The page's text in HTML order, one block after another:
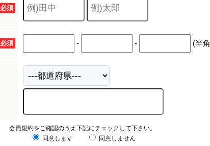
飯能市 狭山市 ふじみ野市 富士見市
必須
必須 - - (半
会員規約をご確認のうえ下記にチェックして下さい。
同意します
同意しません